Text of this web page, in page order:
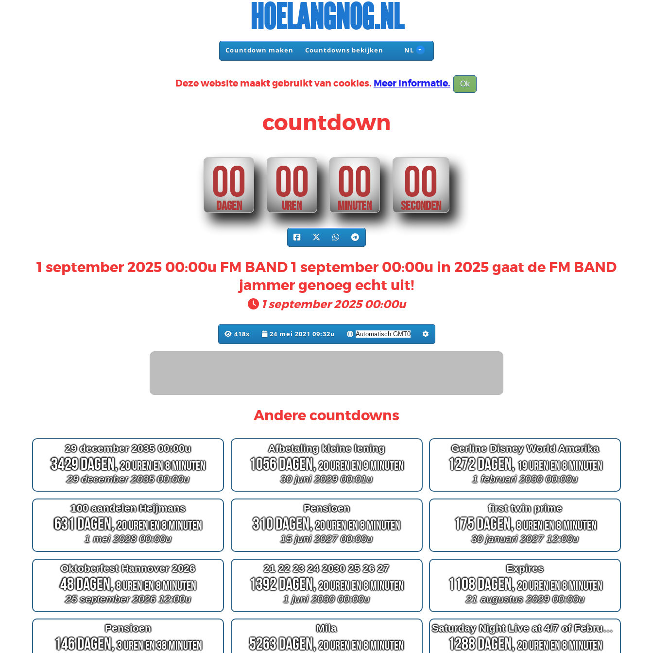
HOELANGNOG.NL
Countdown maken Countdowns bekijken NL
Deze website maakt gebruikt van cookies. Meer informatie. Ok
countdown
00
DAGEN
00
UREN
00
MINUTEN
00
SECONDEN
1 september 2025 00:00u FM BAND 1 september 00:00u in 2025 gaat de FM BAND
jammer genoeg echt uit!
1 september 2025 00:00u
418x 24 mei 2021 09:32u
Andere countdowns
29 december 2035 00:00u
3429 Dagen,20 Uren en 8 Minuten
29 december 2035 00:00u
Afbetaling kleine lening
1056 Dagen,20 Uren en 9 Minuten
30 juni 2029 00:01u
Gerline Disney World Amerika
1272 Dagen,19 Uren en 8 Minuten
1 februari 2030 00:00u
100 aandelen Heijmans
631 Dagen,20 Uren en 8 Minuten
1 mei 2028 00:00u
Pensioen
310 Dagen,20 Uren en 8 Minuten
15 juni 2027 00:00u
first twin prime
175 Dagen,8 Uren en 8 Minuten
30 januari 2027 12:00u
Oktoberfest Hannover 2026
48 Dagen,8 Uren en 8 Minuten
25 september 2026 12:00u
21 22 23 24 2030 25 26 27
1392 Dagen,20 Uren en 8 Minuten
1 juni 2030 00:00u
Expires
1108 Dagen,20 Uren en 8 Minuten
21 augustus 2029 00:00u
Pensioen
146 Dagen,3 Uren en 38 Minuten
Mila
5263 Dagen,20 Uren en 8 Minuten
Saturday Night Live at 4/7 of February
1288 Dagen,20 Uren en 8 Minuten